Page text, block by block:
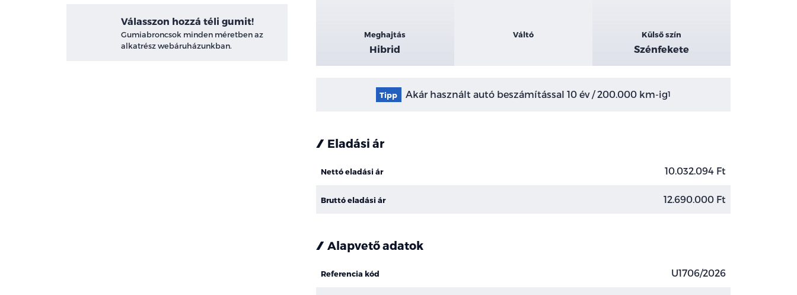
Válasszon hozzá téli gumit!
Gumiabroncsok minden méretben az
alkatrész webáruházunkban.
Meghajtás
Hibrid
Váltó Külső szín
Szénfekete
Tipp Akár használt autó beszámítással 10 év / 200.000 km-ig1
Eladási ár
Nettó eladási ár 10.032.094 Ft
Bruttó eladási ár 12.690.000 Ft
Alapvető adatok
Referencia kód U1706/2026